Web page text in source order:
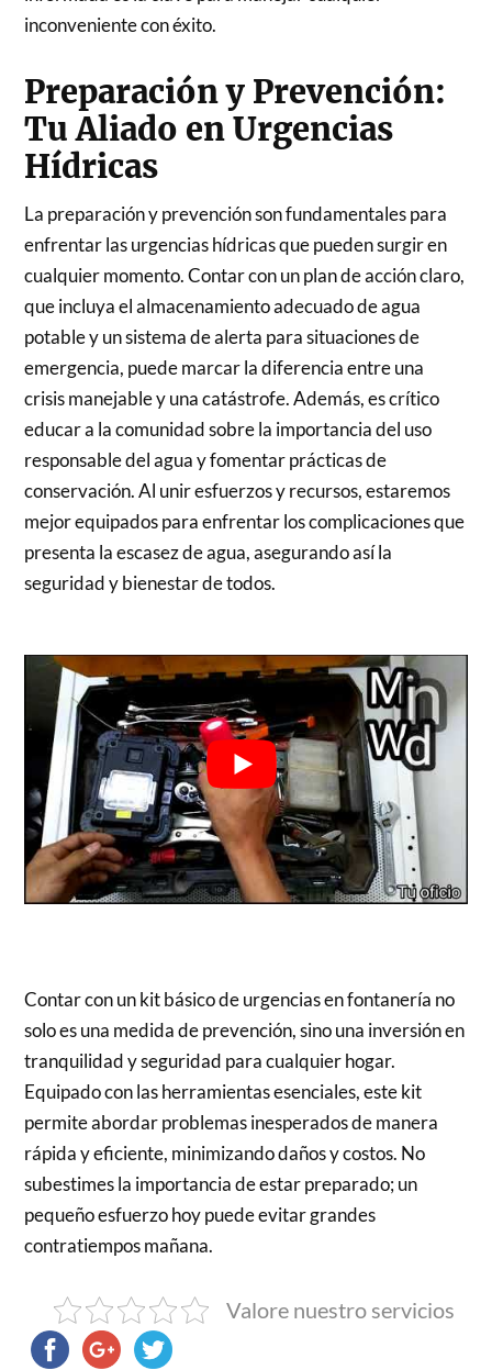
inconveniente con éxito.
Preparación y Prevención:
Tu Aliado en Urgencias
Hídricas
La preparación y prevención son fundamentales para
enfrentar las urgencias hídricas que pueden surgir en
cualquier momento. Contar con un plan de acción claro,
que incluya el almacenamiento adecuado de agua
potable y un sistema de alerta para situaciones de
emergencia, puede marcar la diferencia entre una
crisis manejable y una catástrofe. Además, es crítico
educar a la comunidad sobre la importancia del uso
responsable del agua y fomentar prácticas de
conservación. Al unir esfuerzos y recursos, estaremos
mejor equipados para enfrentar los complicaciones que
presenta la escasez de agua, asegurando así la
seguridad y bienestar de todos.
Contar con un kit básico de urgencias en fontanería no
solo es una medida de prevención, sino una inversión en
tranquilidad y seguridad para cualquier hogar.
Equipado con las herramientas esenciales, este kit
permite abordar problemas inesperados de manera
rápida y eficiente, minimizando daños y costos. No
subestimes la importancia de estar preparado; un
pequeño esfuerzo hoy puede evitar grandes
contratiempos mañana.
Valore nuestro servicios